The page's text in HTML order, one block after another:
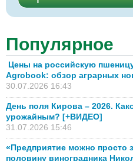
Популярное
Цены на российскую
Agrobook: обзор аграрных
30.07.2026 16:43
День поля Кирова – 2026.
урожайным? [+ВИДЕО]
31.07.2026 15:46
«Предприятие можно просто
половину виноградника